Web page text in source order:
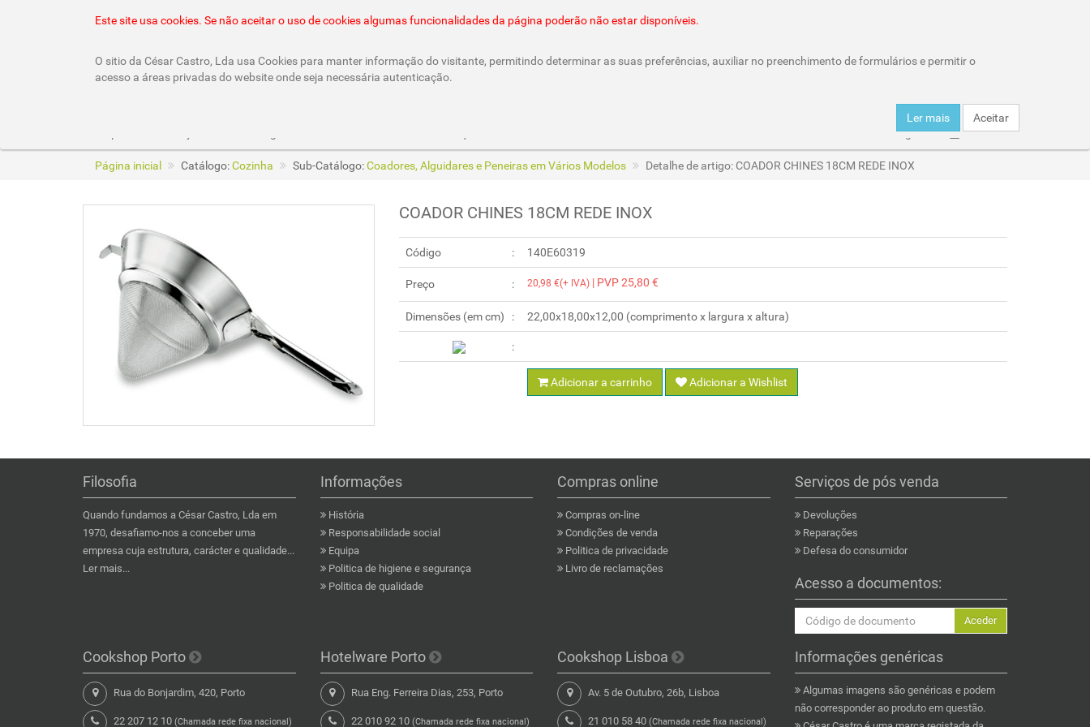
Carro de compras : 0 item
Entregas Horários
Este site usa cookies. Se não aceitar o uso de cookies algumas funcionalidades da página poderão não estar disponíveis.
O sitio da César Castro, Lda usa Cookies para manter informação do visitante, permitindo determinar as suas preferências, auxiliar no preenchimento de formulários e permitir o
acesso a áreas privadas do website onde seja necessária autenticação.
Ler mais Aceitar
Página inicial Catálogo:Cozinha Sub-Catálogo:Coadores, Alguidares e Peneiras em Vários Modelos Detalhe de artigo: COADOR CHINES 18CM REDE INOX
COADOR CHINES 18CM REDE INOX
Código 140E60319
Preço 20,98 €(+ IVA) | PVP 25,80 €
Dimensões (em cm) 22,00x18,00x12,00 (comprimento x largura x altura)
Adicionar a carrinho Adicionar a Wishlist
Filosofia
Quando fundamos a César Castro, Lda em
1970, desafiamo-nos a conceber uma
empresa cuja estrutura, carácter e qualidade...
Ler mais...
Informações
História
Responsabilidade social
Equipa
Politica de higiene e segurança
Politica de qualidade
Compras online
Compras on-line
Condições de venda
Politica de privacidade
Livro de reclamações
Serviços de pós venda
Devoluções
Reparações
Defesa do consumidor
Acesso a documentos:
Aceder
Cookshop Porto
Rua do Bonjardim, 420, Porto
22 207 12 10 (Chamada rede fixa nacional)
Hotelware Porto
Rua Eng. Ferreira Dias, 253, Porto
22 010 92 10 (Chamada rede fixa nacional)
Cookshop Lisboa
Av. 5 de Outubro, 26b, Lisboa
21 010 58 40 (Chamada rede fixa nacional)
Informações genéricas
Algumas imagens são genéricas e podem
não corresponder ao produto em questão.